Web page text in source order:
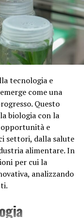
offre
L’industria delle
sta
posti di lavoro e
Questo spinge
ricerca e nello
sostenibile,
e crescita
di auto a
nelle preferenze
sono consapevoli
un impatto
e molti
tecnologia e
come una
Questo
biologia con la
e
settori, dalla salute
alimentare. In
per cui la
analizzando